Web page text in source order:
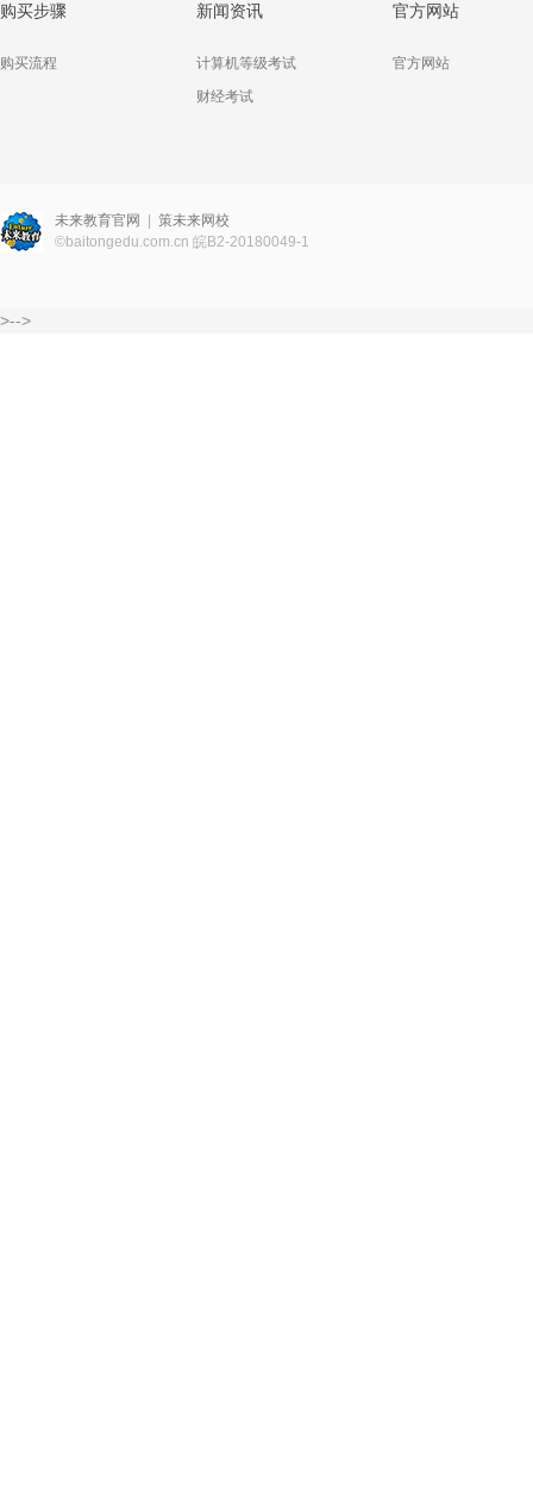
购买步骤
购买流程
新闻资讯
计算机等级考试
财经考试
官方网站
官方网站
未来教育官网
策未来网校
©baitongedu.com.cn 皖B2-20180049-1
>-->